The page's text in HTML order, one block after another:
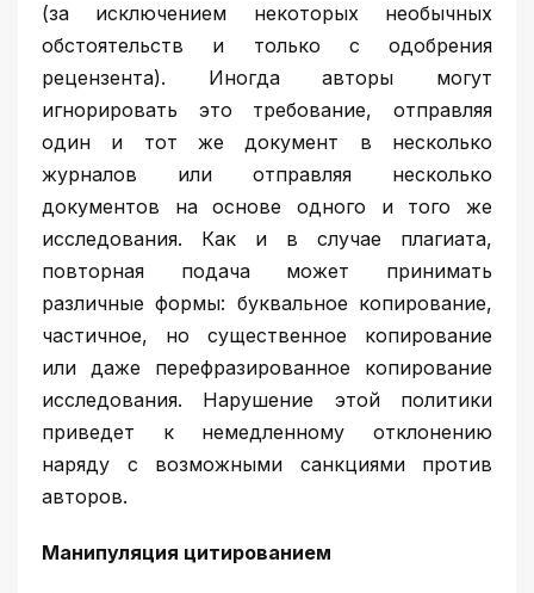
(за исключением некоторых необычных
обстоятельств и только с одобрения
рецензента). Иногда авторы могут
игнорировать это требование, отправляя
один и тот же документ в несколько
журналов или отправляя несколько
документов на основе одного и того же
исследования. Как и в случае плагиата,
повторная подача может принимать
различные формы: буквальное копирование,
частичное, но существенное копирование
или даже перефразированное копирование
исследования. Нарушение этой политики
приведет к немедленному отклонению
наряду с возможными санкциями против
авторов.
Манипуляция цитированием